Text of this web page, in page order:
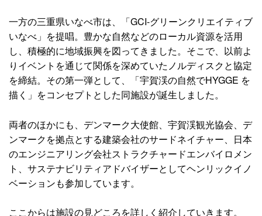
一方の三重県いなべ市は、「GCI-グリーンクリエイティブ
いなべ」を提唱。豊かな自然などのローカル資源を活用
し、積極的に地域振興を図ってきました。そこで、以前よ
りイベントを通じて関係を深めていたノルディスクと協定
を締結。その第一弾として、「宇賀渓の自然でHYGGE を
描く」をコンセプトとした同施設が誕生しました。
両者のほかにも、デンマーク⼤使館、宇賀渓観光協会、デ
ンマークを拠点とする建築会社のサードネイチャー、日本
のエンジニアリング会社ストラクチャードエンバイロメン
ト、サステナビリティアドバイザーとしてヘンリックイノ
ベーションも参加しています。
ここからは施設の見どころを詳しく紹介していきます。